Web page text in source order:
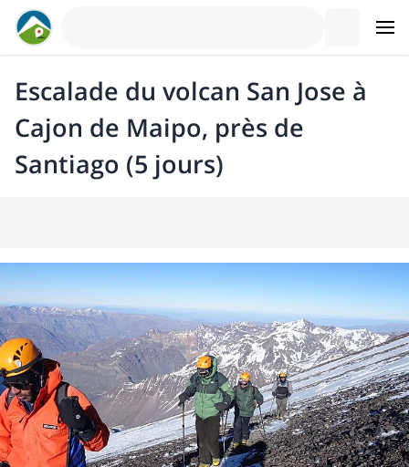
Escalade du volcan San Jose à
Cajon de Maipo, près de
Santiago (5 jours)